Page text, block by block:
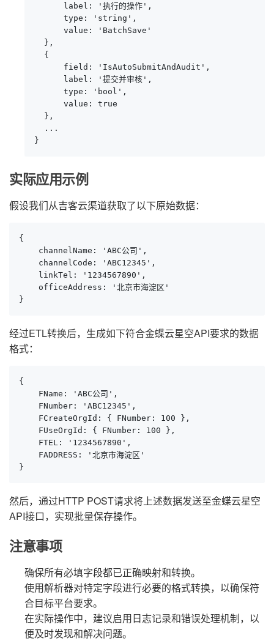
      label: '执行的操作',
      type: 'string',
      value: 'BatchSave'
  },
  {
      field: 'IsAutoSubmitAndAudit',
      label: '提交并审核',
      type: 'bool',
      value: true
  },
  ...
}
实际应用示例
假设我们从吉客云渠道获取了以下原始数据：
{
    channelName: 'ABC公司',
    channelCode: 'ABC12345',
    linkTel: '1234567890',
    officeAddress: '北京市海淀区'
}
经过ETL转换后，生成如下符合金蝶云星空API要求的数据
格式：
{
    FName: 'ABC公司',
    FNumber: 'ABC12345',
    FCreateOrgId: { FNumber: 100 },
    FUseOrgId: { FNumber: 100 },
    FTEL: '1234567890',
    FADDRESS: '北京市海淀区'
}
然后，通过HTTP POST请求将上述数据发送至金蝶云星空
API接口，实现批量保存操作。
注意事项
确保所有必填字段都已正确映射和转换。
使用解析器对特定字段进行必要的格式转换，以确保符
合目标平台要求。
在实际操作中，建议启用日志记录和错误处理机制，以
便及时发现和解决问题。